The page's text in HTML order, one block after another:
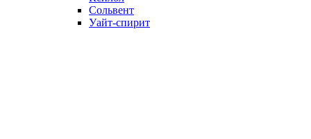
Сольвент
Уайт-спирит